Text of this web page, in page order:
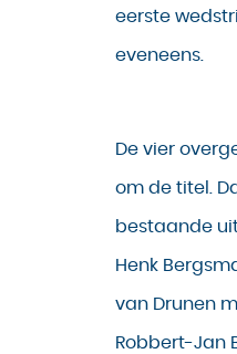
eerste
eveneens.
De vier
om de titel.
bestaande
Henk
van Drunen
Robbert-Jan